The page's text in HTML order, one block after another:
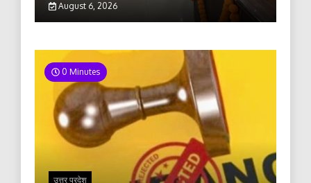
August 6, 2026
0 Minutes
उत्तर प्रदेश